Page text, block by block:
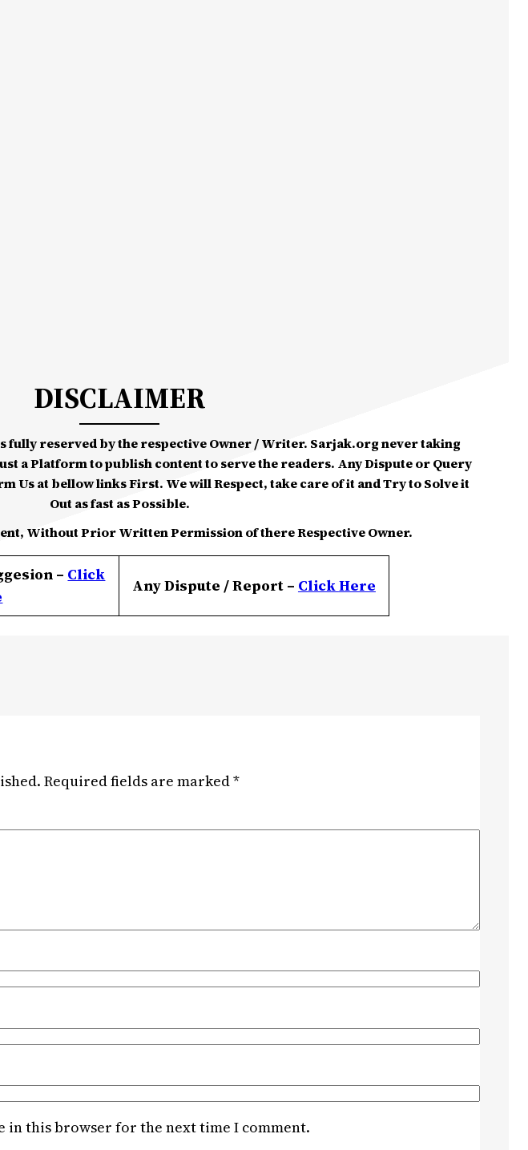
DISCLAIMER
fully reserved by the respective Owner / Writer. Sarjak.org never taking
a Platform to publish content to serve the readers. Any Dispute or Query
Us at bellow links First. We will Respect, take care of it and Try to Solve it
Out as fast as Possible.
Without Prior Written Permission of there Respective Owner.
– Click
Any Dispute / Report – ClickHere
Required fields are marked*
in this browser for the next time I comment.